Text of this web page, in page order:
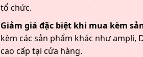
tổ chức.
Giảm giá đặc biệt khi mua kèm
kèm các sản phẩm khác như ampli,
cao cấp tại cửa hàng.